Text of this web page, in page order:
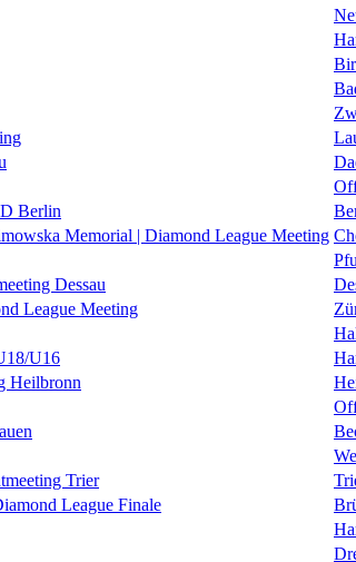
Berlin
Memorial | Diamond League Meeting
Dessau
League Meeting
U16
Heilbronn
Trier
League Finale